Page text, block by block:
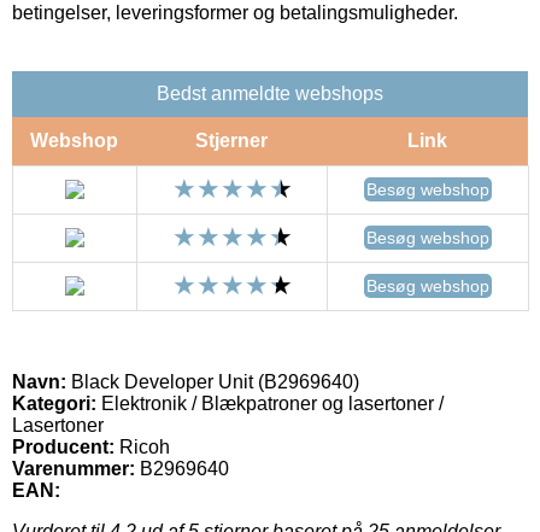
betingelser, leveringsformer og betalingsmuligheder.
Bedst anmeldte webshops
Webshop Stjerner Link
Besøg webshop
Besøg webshop
Besøg webshop
Navn: Black Developer Unit (B2969640)
Kategori: Elektronik / Blækpatroner og lasertoner /
Lasertoner
Producent: Ricoh
Varenummer: B2969640
EAN: